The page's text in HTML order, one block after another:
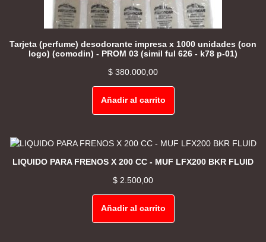
Tarjeta (perfume) desodorante impresa x 1000 unidades (con
logo) (comodin) - PROM 03 (simil ful 626 - k78 p-01)
$ 380.000,00
Añadir al carrito
LIQUIDO PARA FRENOS X 200 CC - MUF LFX200 BKR FLUID
$ 2.500,00
Añadir al carrito